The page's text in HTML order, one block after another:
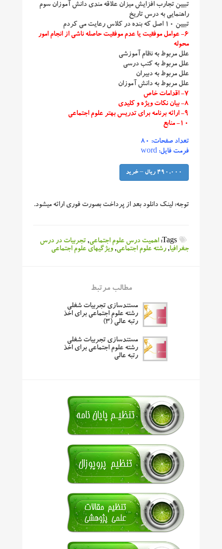
تبیین تجارب افزایش میزان علاقه مندی دانش آموزان سوم
راهنمایی به درس تاریخ
تبیین ۱۰ اصل که بنده در کلاس رعایت می کردم
۶- عوامل موفقیت یا عدم موفقیت حاصله ناشی از انجام امور
محوله
علل مربوط به نظام آموزشی
علل مربوط به کتب درسی
علل مربوط به دبیران
علل مربوط به دانش آموزان
۷- اقدامات خاص
۸- بیان نکات ویژه و کلیدی
۹- ارائه برنامه برای تدریس بهتر علوم اجتماعی
۱۰- منابع
تعداد صفحات: ۸۰
فرمت فایل: word
490,000 ریال – خرید
توجه: لینک دانلود بعد از پرداخت بصورت فوری ارائه میشود.
Tags: اهمیت درس علوم اجتماعی,تجربیات در درس
جغرافیا,رشته علوم اجتماعی,ویژگیهای علوم اجتماعی
مطالب مرتبط
مستندسازی تجربیات شغلی
رشته علوم اجتماعی برای اخذ
رتبه عالی (۳)
مستندسازی تجربیات شغلی
رشته علوم اجتماعی برای اخذ
رتبه عالی